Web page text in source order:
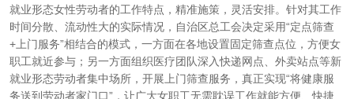
就业形态女性劳动者的工作特点，精准施策，灵活安排。针对其工作
时间分散、流动性大的实际情况，自治区总工会决定采用“定点筛查
+上门服务”相结合的模式，一方面在各地设置固定筛查点位，方便女
职工就近参与；另一方面组织医疗团队深入快递网点、外卖站点等新
就业形态劳动者集中场所，开展上门筛查服务，真正实现“将健康服
务送到劳动者家门口”，让广大女职工无需耽误工作就能方便、快捷